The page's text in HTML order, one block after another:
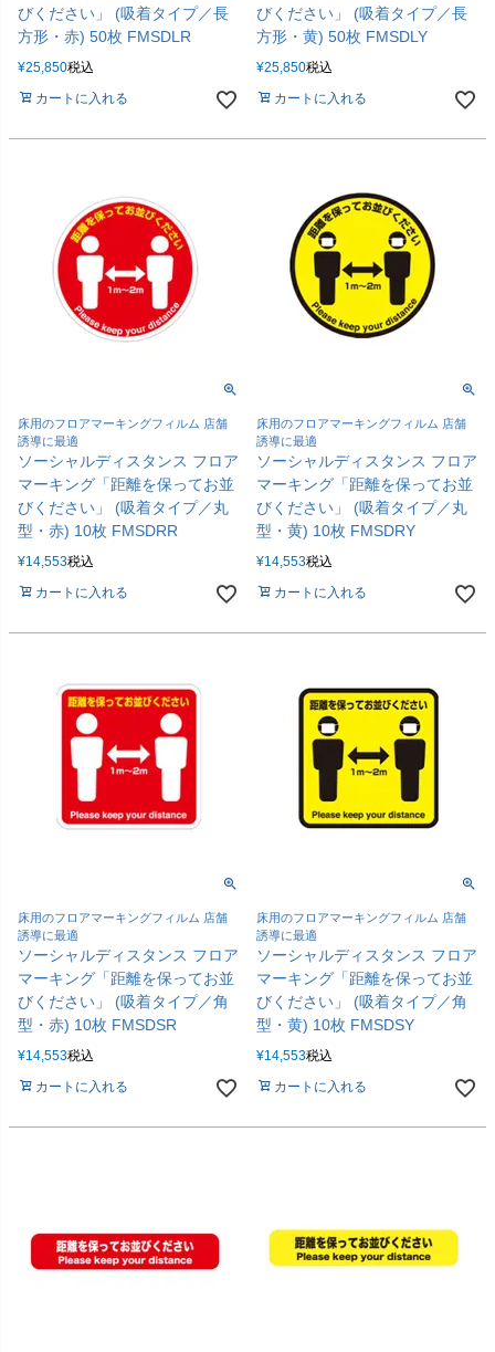
びください」 (吸着タイプ／長
方形・赤) 50枚 FMSDLR
¥25,850税込
カートに入れる
びください」 (吸着タイプ／長
方形・黄) 50枚 FMSDLY
¥25,850税込
カートに入れる
床用のフロアマーキングフィルム 店舗
誘導に最適
ソーシャルディスタンス フロア
マーキング「距離を保ってお並
びください」 (吸着タイプ／丸
型・赤) 10枚 FMSDRR
¥14,553税込
カートに入れる
床用のフロアマーキングフィルム 店舗
誘導に最適
ソーシャルディスタンス フロア
マーキング「距離を保ってお並
びください」 (吸着タイプ／丸
型・黄) 10枚 FMSDRY
¥14,553税込
カートに入れる
床用のフロアマーキングフィルム 店舗
誘導に最適
ソーシャルディスタンス フロア
マーキング「距離を保ってお並
びください」 (吸着タイプ／角
型・赤) 10枚 FMSDSR
¥14,553税込
カートに入れる
床用のフロアマーキングフィルム 店舗
誘導に最適
ソーシャルディスタンス フロア
マーキング「距離を保ってお並
びください」 (吸着タイプ／角
型・黄) 10枚 FMSDSY
¥14,553税込
カートに入れる